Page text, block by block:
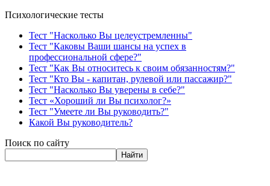
Психологические тесты
Тест "Насколько Вы целеустремленны"
Тест "Каковы Ваши шансы на успех в
профессиональной сфере?"
Тест "Как Вы относитесь к своим обязанностям?"
Тест "Кто Вы - капитан, рулевой или пассажир?"
Тест "Насколько Вы уверены в себе?"
Тест «Хороший ли Вы психолог?»
Тест "Умеете ли Вы руководить?"
Какой Вы руководитель?
Поиск по сайту
Найти